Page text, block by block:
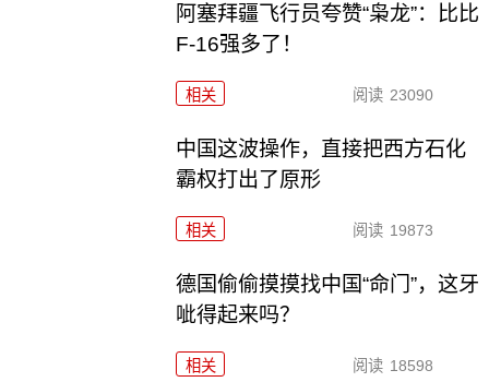
阿塞拜疆飞行员夸赞“枭龙”：比比
F-16强多了！
相关 阅读 23090
中国这波操作，直接把西方石化
霸权打出了原形
相关 阅读 19873
德国偷偷摸摸找中国“命门”，这牙
呲得起来吗？
相关 阅读 18598